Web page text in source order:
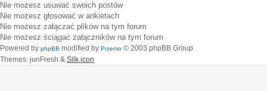
Nie możesz usuwać swoich postów
Nie możesz głosować w ankietach
Nie możesz załączać plików na tym forum
Nie możesz ściągać załączników na tym forum
Powered by phpBB modified by Przemo © 2003 phpBB Group
Themes: junFresh & Silk icon